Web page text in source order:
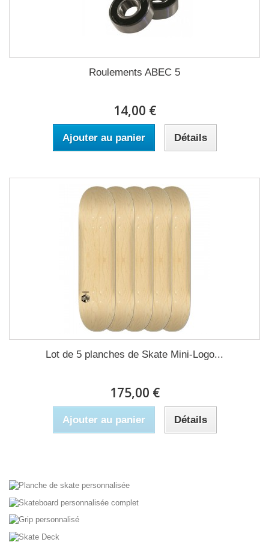
Roulements ABEC 5
14,00 €
Ajouter au panier Détails
Lot de 5 planches de Skate Mini-Logo...
175,00 €
Ajouter au panier Détails